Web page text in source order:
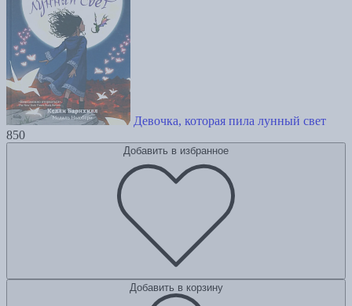
Девочка, которая пила лунный свет
850
Добавить в избранное
Добавить в корзину